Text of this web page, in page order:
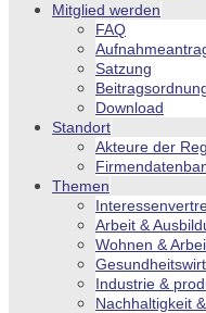
Mitglied werden
FAQ
Satzung
Download
Standort
Akteure der
Themen
Arbeit &
Wohnen &
Industrie &
Nachhaltigkeit